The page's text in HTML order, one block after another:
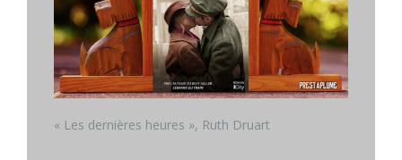
« Les dernières heures », Ruth Druart